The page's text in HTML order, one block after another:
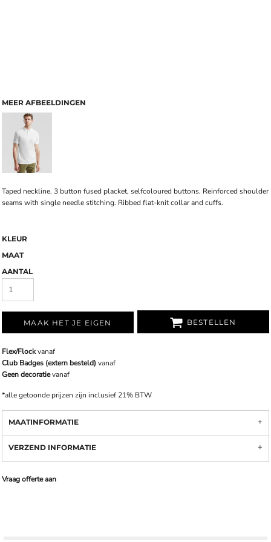
MEER AFBEELDINGEN
Taped neckline. 3 button fused placket, selfcoloured buttons. Reinforced shoulder
seams with single needle stitching. Ribbed flat-knit collar and cuffs.
KLEUR
MAAT
AANTAL
MAAK HET JE EIGEN BESTELLEN
Flex/Flockvanaf
Club Badges (extern besteld) vanaf
Geen decoratievanaf
*alle getoonde prijzen zijn inclusief 21% BTW
MAATINFORMATIE
VERZEND INFORMATIE
Vraag offerte aan